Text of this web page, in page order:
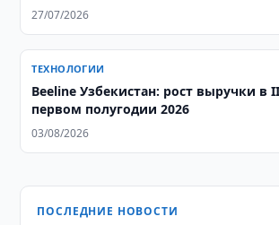
27/07/2026
ТЕХНОЛОГИИ
Beeline Узбекистан: рост выручки в
первом полугодии 2026
03/08/2026
ПОСЛЕДНИЕ НОВОСТИ